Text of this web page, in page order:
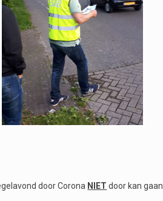
door Corona NIET door kan gaan.